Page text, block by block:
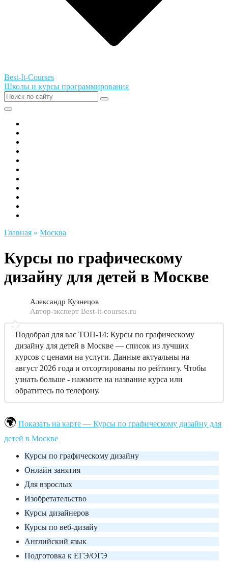
Best-It-Courses
Школы и курсы программирования
Главная » Москва
Курсы по графическому
дизайну для детей в Москве
Александр Кузнецов
Автор-эксперт Best-it-courses.ru
Подобрал для вас ТОП-14: Курсы по графическому
дизайну для детей в Москве — список из лучших
курсов с ценами на услуги. Данные актуальны на
август 2026 года и отсортированы по рейтингу. Чтобы
узнать больше - нажмите на название курса или
обратитесь по телефону.
Показать на карте — Курсы по графическому дизайну для
детей в Москве
Курсы по графическому дизайну
Онлайн занятия
Для взрослых
Изобретательство
Курсы дизайнеров
Курсы по веб-дизайу
Английский язык
Подготовка к ЕГЭ/ОГЭ